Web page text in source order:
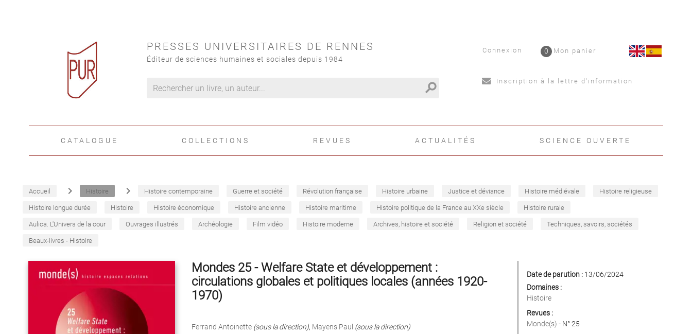
PRESSES UNIVERSITAIRES DE RENNES
Éditeur de sciences humaines et sociales depuis 1984
search
Connexion Mon panier
0
Inscription à la lettre d'information
CATALOGUE COLLECTIONS REVUES ACTUALITÉS SCIENCE OUVERTE
Accueil navigate_next Histoire navigate_next Histoire contemporaine Guerre et société Révolution française Histoire urbaine Justice et déviance Histoire médiévale Histoire religieuse
Histoire longue durée Histoire Histoire économique Histoire ancienne Histoire maritime Histoire politique de la France au XXe siècle Histoire rurale
Aulica. L'Univers de la cour Ouvrages illustrés Archéologie Film vidéo Histoire moderne Archives, histoire et société Religion et société Techniques, savoirs, sociétés
Beaux-livres - Histoire
Mondes 25 - Welfare State et développement :
circulations globales et politiques locales (années 1920-
1970)
Ferrand Antoinette (sous la direction), Mayens Paul (sous la direction)
Date de parution :13/06/2024
Domaines :
Histoire
Revues :
Monde(s) - N° 25